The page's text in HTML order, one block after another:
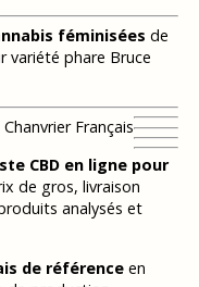
féminisées de
variété phare Bruce
Français
CBD en ligne pour
de gros, livraison
analysés et
de référenceen